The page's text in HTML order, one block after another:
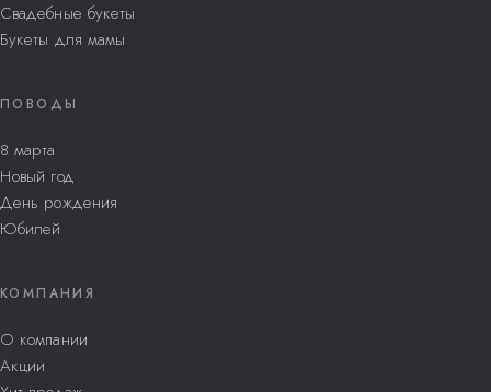
Свадебные букеты
Букеты для мамы
ПОВОДЫ
8 марта
Новый год
День рождения
Юбилей
КОМПАНИЯ
О компании
Акции